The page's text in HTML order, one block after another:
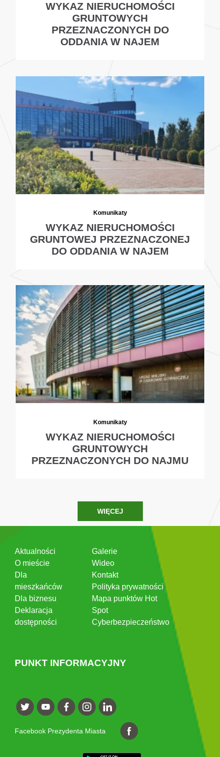
WYKAZ NIERUCHOMOŚCI
GRUNTOWYCH
PRZEZNACZONYCH DO
ODDANIA W NAJEM
Komunikaty
WYKAZ NIERUCHOMOŚCI
GRUNTOWEJ PRZEZNACZONEJ
DO ODDANIA W NAJEM
Komunikaty
WYKAZ NIERUCHOMOŚCI
GRUNTOWYCH
PRZEZNACZONYCH DO NAJMU
WIĘCEJ
Aktualności
O mieście
Dla
mieszkańców
Dla biznesu
Deklaracja
dostępności
Galerie
Wideo
Kontakt
Polityka prywatności
Mapa punktów Hot
Spot
Cyberbezpieczeństwo
PUNKT INFORMACYJNY
Facebook Prezydenta Miasta